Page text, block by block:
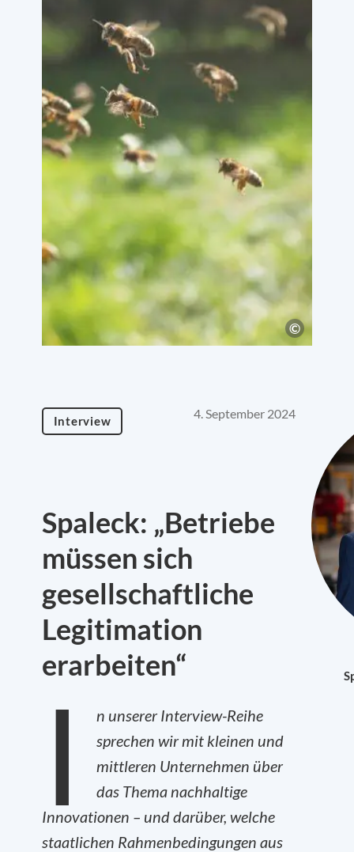
Interview 4. September 2024
Spaleck: „Betriebe
müssen sich
gesellschaftliche
Legitimation
erarbeiten“
I
n unserer Interview-Reihe
sprechen wir mit kleinen und
mittleren Unternehmen über
das Thema nachhaltige
Innovationen – und darüber, welche
staatlichen Rahmenbedingungen aus